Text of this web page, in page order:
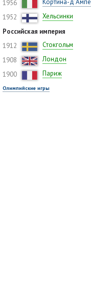
1956
Кортина-
1952
Хельсинки
Российская империя
1912
Стокгольм
1908
Лондон
1900
Париж
Олимпийские игры